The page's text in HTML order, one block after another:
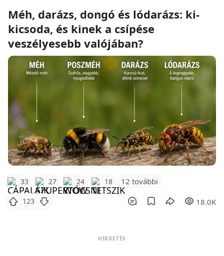
Méh, darázs, dongó és lódarázs: ki-
kicsoda, és kinek a csípése
veszélyesebb valójában?
33 27 24 18 12 további
123 18.0K
HIRDETÉS